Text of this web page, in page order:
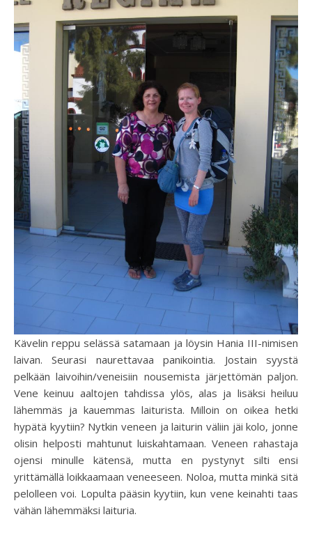
Kävelin reppu selässä satamaan ja löysin Hania III-nimisen
laivan. Seurasi naurettavaa panikointia. Jostain syystä
pelkään laivoihin/veneisiin nousemista järjettömän paljon.
Vene keinuu aaltojen tahdissa ylös, alas ja lisäksi heiluu
lähemmäs ja kauemmas laiturista. Milloin on oikea hetki
hypätä kyytiin? Nytkin veneen ja laiturin väliin jäi kolo, jonne
olisin helposti mahtunut luiskahtamaan. Veneen rahastaja
ojensi minulle kätensä, mutta en pystynyt silti ensi
yrittämällä loikkaamaan veneeseen. Noloa, mutta minkä sitä
pelolleen voi. Lopulta pääsin kyytiin, kun vene keinahti taas
vähän lähemmäksi laituria.